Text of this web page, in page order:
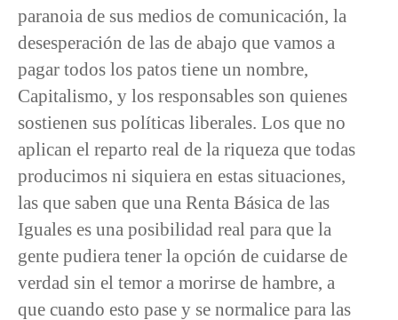
paranoia de sus medios de comunicación, la
desesperación de las de abajo que vamos a
pagar todos los patos tiene un nombre,
Capitalismo, y los responsables son quienes
sostienen sus políticas liberales. Los que no
aplican el reparto real de la riqueza que todas
producimos ni siquiera en estas situaciones,
las que saben que una Renta Básica de las
Iguales es una posibilidad real para que la
gente pudiera tener la opción de cuidarse de
verdad sin el temor a morirse de hambre, a
que cuando esto pase y se normalice para las